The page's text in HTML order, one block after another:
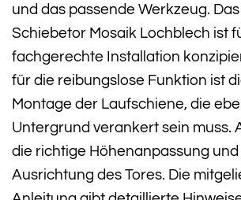
und das passende Werkzeug.
Schiebetor Mosaik Lochblech ist
fachgerechte Installation
für die reibungslose Funktion ist
Montage der Laufschiene, die
Untergrund verankert sein muss.
die richtige Höhenanpassung und
Ausrichtung des Tores. Die